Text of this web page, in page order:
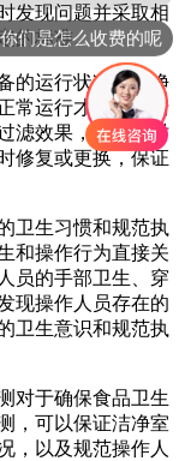
发现问题并采取相
的标准。
的运行状况。洁净
常运行才能有效清
滤效果，可以及时
修复或更换，保证
生习惯和规范执
和操作行为直接关
员的手部卫生、穿
现操作人员存在的
卫生意识和规范执
于确保食品卫生
，可以保证洁净室
，以及规范操作人
你们是怎么收费的呢